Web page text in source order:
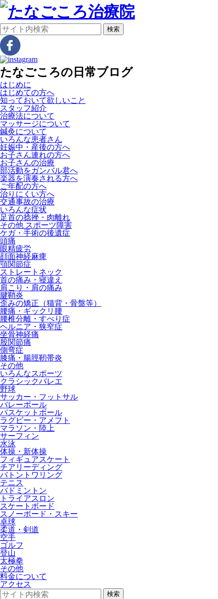
検索
たなごころの日常ブログ
はじめに
はじめての方へ
知っておいて欲しいこと
スタッフ紹介
治療法について
マッサージについて
鍼灸について
いろんな患者さん
妊娠中・産後の方へ
お子さん連れの方へ
お子さんの治療
部活動をガンバル君へ
楽器を演奏される方へ
ご年配の方へ
治りにくい方へ
交通事故の治療
いろんな症状
足首の捻挫・肉離れ
その他 スポーツ障害
ケガ・手術の後遺症
頭痛
眼精疲労
顔面神経麻痺
顎関節症
ストレートネック
首の痛み・寝違え
肩こり・肩の痛み
腱鞘炎
歪みの矯正（猫背・骨盤等）
腰痛・ギックリ腰
腰椎分離・すべり症
ヘルニア・狭窄症
坐骨神経痛
股関節痛
側弯症
膝痛・腸脛靭帯炎
その他
いろんなスポーツ
クラシックバレエ
野球
サッカー・フットサル
バレーボール
バスケットボール
ラグビー・アメフト
マラソン・陸上
サーフィン
水泳
体操・新体操
フィギュアスケート
チアリーディング
バトントワリング
テニス
バドミントン
トライアスロン
スケートボード
スノーボード・スキー
卓球
柔道・剣道
空手
ゴルフ
登山
太極拳
その他
料金について
アクセス
検索